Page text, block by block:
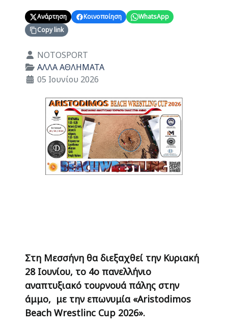
Ανάρτηση Κοινοποίηση
WhatsApp
Copy link
Λεπτομέρειες
NOTOSPORT
ΑΛΛΑ ΑΘΛΗΜΑΤΑ
05 Ιουνίου 2026
Στη Μεσσήνη θα διεξαχθεί την Κυριακή
28 Ιουνίου, το 4ο πανελλήνιο
αναπτυξιακό τουρνουά πάλης στην
άμμο, με την επωνυμία «Aristodimos
Beach Wrestlinc Cup 2026».